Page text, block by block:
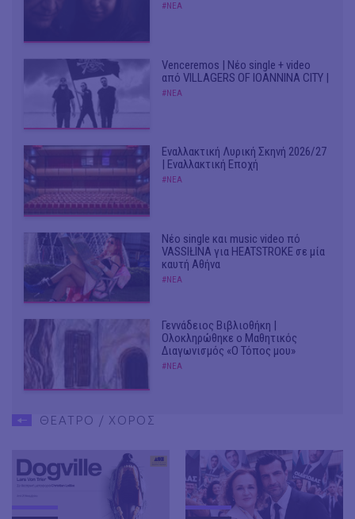
#ΝΕΑ
Venceremos | Νέο single + video
από VILLAGERS OF IOANNINA CITY |
#ΝΕΑ
Εναλλακτική Λυρική Σκηνή 2026/27
| Εναλλακτική Εποχή
#ΝΕΑ
Νέο single και music video πό
VASSIŁINA για HEATSTROKE σε μία
καυτή Αθήνα
#ΝΕΑ
Γεννάδειος Βιβλιοθήκη |
Ολοκληρώθηκε ο Μαθητικός
Διαγωνισμός «Ο Τόπος μου»
#ΝΕΑ
ΘΕΑΤΡΟ / ΧΟΡΟΣ